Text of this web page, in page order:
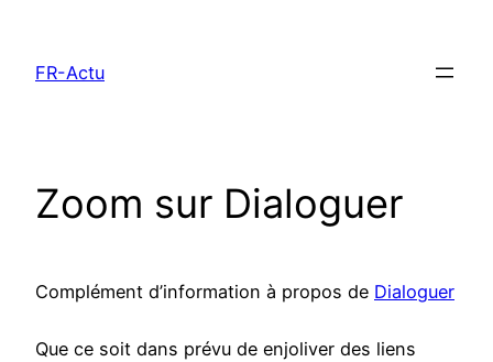
contenu
FR-Actu
Zoom sur Dialoguer
Complément d’information à propos de Dialoguer
Que ce soit dans prévu de enjoliver des liens